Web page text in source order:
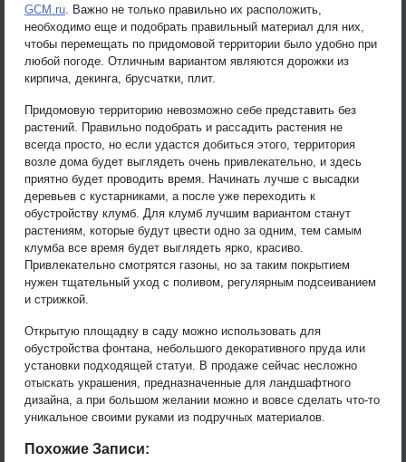
GCM.ru . Важно не только правильно их расположить,
необходимо еще и подобрать правильный материал для них,
чтобы перемещать по придомовой территории было удобно при
любой погоде. Отличным вариантом являются дорожки из
кирпича, декинга, брусчатки, плит.
Придомовую территорию невозможно себе представить без
растений. Правильно подобрать и рассадить растения не
всегда просто, но если удастся добиться этого, территория
возле дома будет выглядеть очень привлекательно, и здесь
приятно будет проводить время. Начинать лучше с высадки
деревьев с кустарниками, а после уже переходить к
обустройству клумб. Для клумб лучшим вариантом станут
растениям, которые будут цвести одно за одним, тем самым
клумба все время будет выглядеть ярко, красиво.
Привлекательно смотрятся газоны, но за таким покрытием
нужен тщательный уход с поливом, регулярным подсеиванием
и стрижкой.
Открытую площадку в саду можно использовать для
обустройства фонтана, небольшого декоративного пруда или
установки подходящей статуи. В продаже сейчас несложно
отыскать украшения, предназначенные для ландшафтного
дизайна, а при большом желании можно и вовсе сделать что-то
уникальное своими руками из подручных материалов.
Похожие Записи: